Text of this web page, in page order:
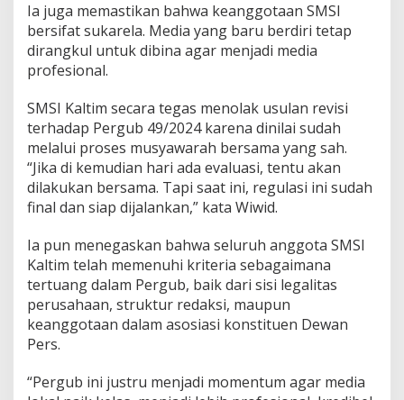
Ia juga memastikan bahwa keanggotaan SMSI
bersifat sukarela. Media yang baru berdiri tetap
dirangkul untuk dibina agar menjadi media
profesional.
SMSI Kaltim secara tegas menolak usulan revisi
terhadap Pergub 49/2024 karena dinilai sudah
melalui proses musyawarah bersama yang sah.
“Jika di kemudian hari ada evaluasi, tentu akan
dilakukan bersama. Tapi saat ini, regulasi ini sudah
final dan siap dijalankan,” kata Wiwid.
Ia pun menegaskan bahwa seluruh anggota SMSI
Kaltim telah memenuhi kriteria sebagaimana
tertuang dalam Pergub, baik dari sisi legalitas
perusahaan, struktur redaksi, maupun
keanggotaan dalam asosiasi konstituen Dewan
Pers.
“Pergub ini justru menjadi momentum agar media